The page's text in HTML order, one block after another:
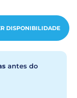
DISPONIBILIDADE
antes do